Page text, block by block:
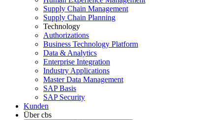
Supply Chain Management
Supply Chain Planning
Technology
Authorizations
Business Technology Platform
Data & Analytics
Enterprise Integration
Industry Applications
Master Data Management
SAP Basis
SAP Security
Kunden
Über cbs